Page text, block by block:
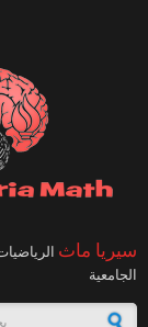
سيريا ماث
الجامعية